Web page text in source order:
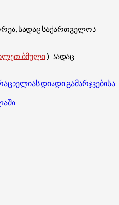
სადაც საქართველოს
ბმული ) სადაც
დიადი გამარჯვებისა